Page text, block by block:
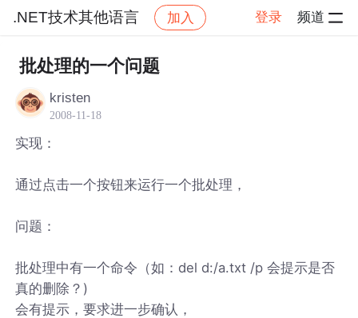
.NET技术其他语言 加入 登录 频道
社区 .NET技术其他语言
批处理的一个问题
kristen
2008-11-18
实现：
通过点击一个按钮来运行一个批处理，
问题：
批处理中有一个命令（如：del d:/a.txt /p 会提示是否
真的删除？)
会有提示，要求进一步确认，